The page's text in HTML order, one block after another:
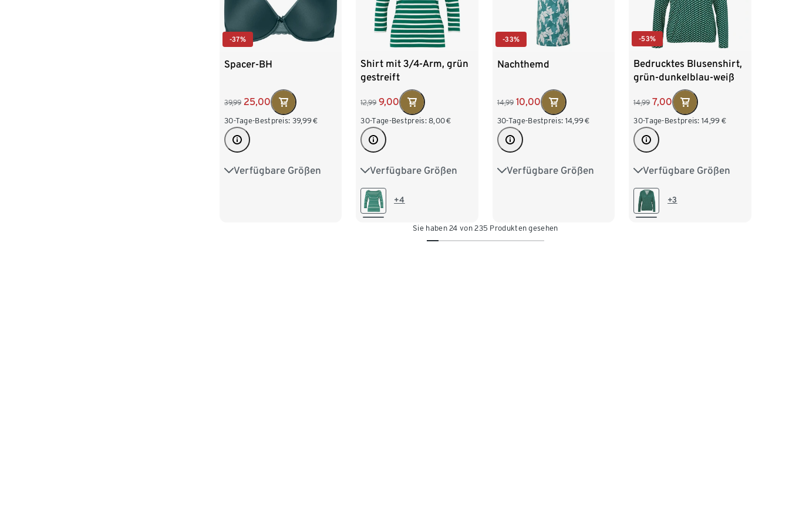
-37%
Spacer-BH
39,99 25,00
30-Tage-Bestpreis: 39,99€
Verfügbare Größen
80D 85D 85E
Shirt mit 3/4-Arm, grün
gestreift
12,99 9,00
30-Tage-Bestpreis: 8,00€
Verfügbare Größen
S 36/38 M 40/42
L 44/46+4
-33%
Nachthemd
14,99 10,00
30-Tage-Bestpreis: 14,99€
Verfügbare Größen
S 36/38 M 40/42
-53%
Bedrucktes Blusenshirt,
grün-dunkelblau-weiß
14,99 7,00
30-Tage-Bestpreis: 14,99 €
Verfügbare Größen
S 36/38 M 40/42
L 44/46+3
Sie haben 24 von 235 Produkten gesehen